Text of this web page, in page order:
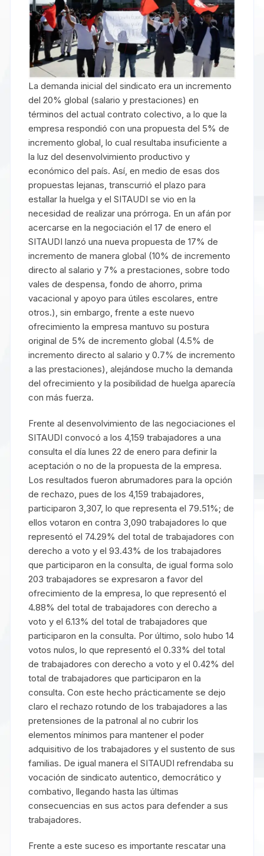
La demanda inicial del sindicato era un incremento
del 20% global (salario y prestaciones) en
términos del actual contrato colectivo, a lo que la
empresa respondió con una propuesta del 5% de
incremento global, lo cual resultaba insuficiente a
la luz del desenvolvimiento productivo y
económico del país. Así, en medio de esas dos
propuestas lejanas, transcurrió el plazo para
estallar la huelga y el SITAUDI se vio en la
necesidad de realizar una prórroga. En un afán por
acercarse en la negociación el 17 de enero el
SITAUDI lanzó una nueva propuesta de 17% de
incremento de manera global (10% de incremento
directo al salario y 7% a prestaciones, sobre todo
vales de despensa, fondo de ahorro, prima
vacacional y apoyo para útiles escolares, entre
otros.), sin embargo, frente a este nuevo
ofrecimiento la empresa mantuvo su postura
original de 5% de incremento global (4.5% de
incremento directo al salario y 0.7% de incremento
a las prestaciones), alejándose mucho la demanda
del ofrecimiento y la posibilidad de huelga aparecía
con más fuerza.
Frente al desenvolvimiento de las negociaciones el
SITAUDI convocó a los 4,159 trabajadores a una
consulta el día lunes 22 de enero para definir la
aceptación o no de la propuesta de la empresa.
Los resultados fueron abrumadores para la opción
de rechazo, pues de los 4,159 trabajadores,
participaron 3,307, lo que representa el 79.51%; de
ellos votaron en contra 3,090 trabajadores lo que
representó el 74.29% del total de trabajadores con
derecho a voto y el 93.43% de los trabajadores
que participaron en la consulta, de igual forma solo
203 trabajadores se expresaron a favor del
ofrecimiento de la empresa, lo que representó el
4.88% del total de trabajadores con derecho a
voto y el 6.13% del total de trabajadores que
participaron en la consulta. Por último, solo hubo 14
votos nulos, lo que representó el 0.33% del total
de trabajadores con derecho a voto y el 0.42% del
total de trabajadores que participaron en la
consulta. Con este hecho prácticamente se dejo
claro el rechazo rotundo de los trabajadores a las
pretensiones de la patronal al no cubrir los
elementos mínimos para mantener el poder
adquisitivo de los trabajadores y el sustento de sus
familias. De igual manera el SITAUDI refrendaba su
vocación de sindicato autentico, democrático y
combativo, llegando hasta las últimas
consecuencias en sus actos para defender a sus
trabajadores.
Frente a este suceso es importante rescatar una